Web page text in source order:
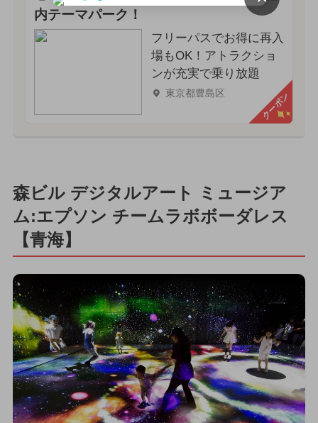
内テーマパーク！
フリーパスでお得に再入
場もOK！アトラクショ
ンが充実で乗り放題
東京都豊島区 クーポン
森ビル デジタルアート ミュージア
ム:エプソン チームラボボーダレス
【青海】